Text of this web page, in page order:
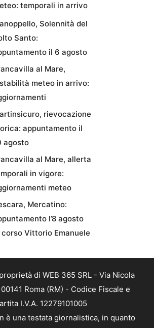
temporali in arrivo
Solennità del
Santo:
il 6 agosto
al Mare,
meteo in arrivo:
rievocazione
appuntamento il
agosto
al Mare, allerta
in vigore:
meteo
Mercatino:
l’8 agosto
corso Vittorio Emanuele
di WEB 365 SRL - Via Nicola
Roma (RM) - Codice Fiscale e
I.V.A. 12279101005
è una testata giornalistica, in quanto